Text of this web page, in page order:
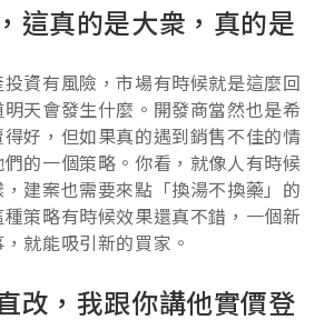
這真的是大衆，真的是
資有風險，市場有時候就是這麼回
天會發生什麼。開發商當然也是希
好，但如果真的遇到銷售不佳的情
的一個策略。你看，就像人有時候
建案也需要來點「換湯不換藥」的
策略有時候效果還真不錯，一個新
就能吸引新的買家。
改，我跟你講他實價登